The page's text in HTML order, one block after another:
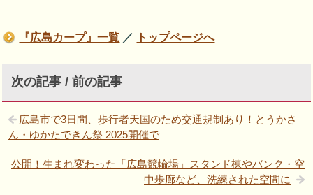
『広島カープ』一覧 ／ トップページへ
次の記事 / 前の記事
広島市で3日間、歩行者天国のため交通規制あり！とうかさ
ん・ゆかたできん祭 2025開催で
公開！生まれ変わった「広島競輪場」スタンド棟やバンク・空
中歩廊など、洗練された空間に